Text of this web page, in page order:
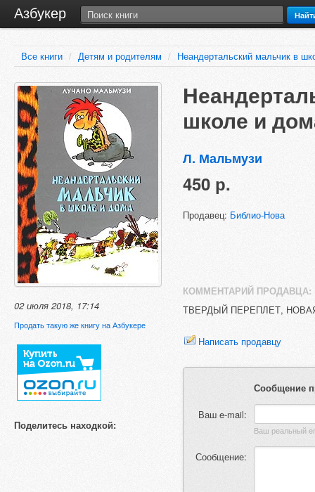
Азбукер
Все книги / Детям и родителям / Неандертальский мальчик в
02 июля 2018, 17:14
Продать такую же книгу на Азбукере
Поделитесь находкой:
школе и
Л. Мальмузи
450 р.
Продавец: Библио-Нова
КОММЕНТАРИЙ ПРОДАВЦА:
ТВЕРДЫЙ ПЕРЕПЛЕТ,
Написать продавцу
Сообщение
Ваш e-mail:
Сообщение: